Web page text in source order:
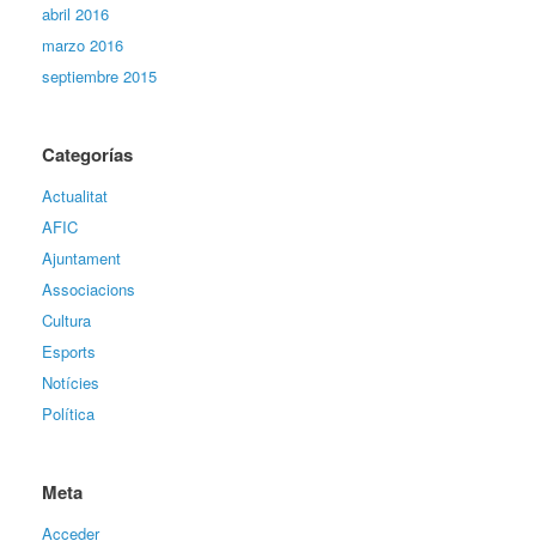
abril 2016
marzo 2016
septiembre 2015
Categorías
Actualitat
AFIC
Ajuntament
Associacions
Cultura
Esports
Notícies
Política
Meta
Acceder